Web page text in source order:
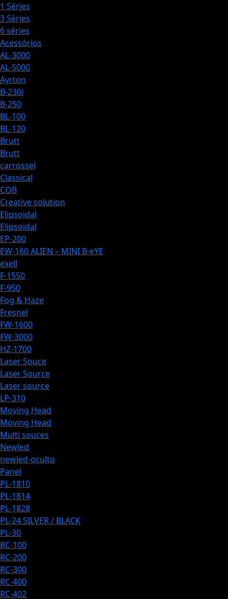
1 Séries
3 Séries
6 séries
Acessórios
AL-3000​
AL-5000​
Ayrton
B-230i​
B-250
BL-100
BL-120
Brutt
Brutt
carrossel
Classical
COB
Creative solution
Elipsoidal
Elipsoidal
EP-200​
EW-160 ALIEN – MINI B-eYE
exell
F-1550
F-950
Fog & Haze
Fresnel
FW-1600
FW-3000
HZ-1700
Laser Souce
Laser Source
Laser source
LP-310
Moving Head
Moving Head
Multi souces
Newled
newled-oculto
Panel
PL-1810
PL-1814
PL-1828
PL-24 SILVER / BLACK
PL-30
RC-100
RC-200
RC-300
RC-400​
RC-402